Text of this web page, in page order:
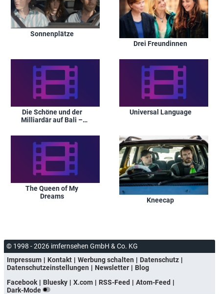
Sonnenplätze
Drei Freundinnen
Die Schöne und der
Milliardär auf Bali –
Billionaire Bali
Universal Language
The Queen of My
Dreams
Kneecap
© 1998 - 2026 imfernsehen GmbH & Co. KG
Impressum
Kontakt Werbung schalten
Datenschutz
Datenschutzeinstellungen
Newsletter
Blog
Facebook
Bluesky X.com RSS-Feed
Atom-Feed
Dark-Mode